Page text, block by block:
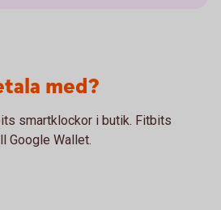
med?
smartklockor i butik. Fitbits
Google Wallet.